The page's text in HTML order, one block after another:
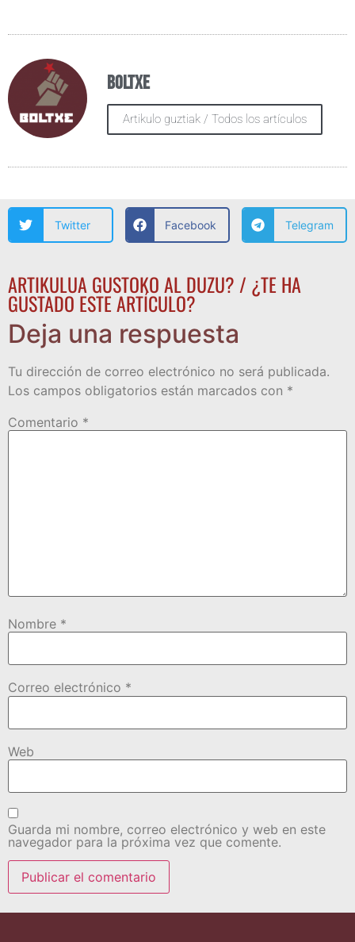
Boltxe
Artikulo guztiak / Todos los artículos
Twitter Facebook Telegram
ARTIKULUA GUSTOKO AL DUZU? / ¿TE HA
GUSTADO ESTE ARTÍCULO?
Deja una respuesta
Tu dirección de correo electrónico no será publicada.
Los campos obligatorios están marcados con *
Comentario *
Nombre *
Correo electrónico *
Web
Guarda mi nombre, correo electrónico y web en este
navegador para la próxima vez que comente.